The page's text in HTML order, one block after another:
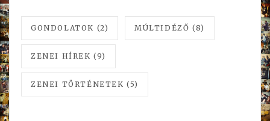
GONDOLATOK (2) MÚLTIDÉZŐ (8)
ZENEI HÍREK (9)
ZENEI TÖRTÉNETEK (5)